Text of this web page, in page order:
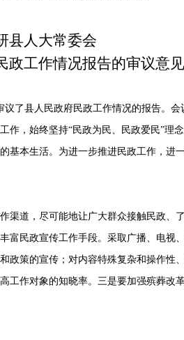
县人大常委会
政工作情况报告的审议意见
了县人民政府民政工作情况的报告。会
作，始终坚持“民政为民、民政爱民”理
基本生活。为进一步推进民政工作，进
渠道，尽可能地让广大群众接触民政、
富民政宣传工作手段。采取广播、电视、
政策的宣传；对内容特殊复杂和操作性
工作对象的知晓率。三是要加强殡葬改